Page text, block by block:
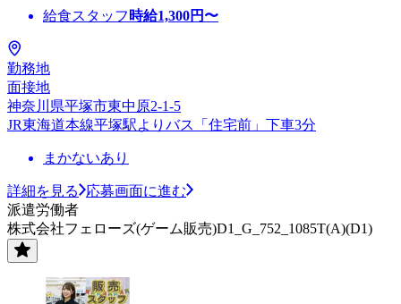
給食スタッフ 時給1,300円〜
勤務地
面接地
神奈川県平塚市東中原2-1-5
JR東海道本線平塚駅よりバス「住宅前」下車3分
まかないあり
詳細を見る
応募画面に進む
派遣労働者
株式会社フェローズ(ゲーム販売)D1_G_752_1085T(A)(D1)